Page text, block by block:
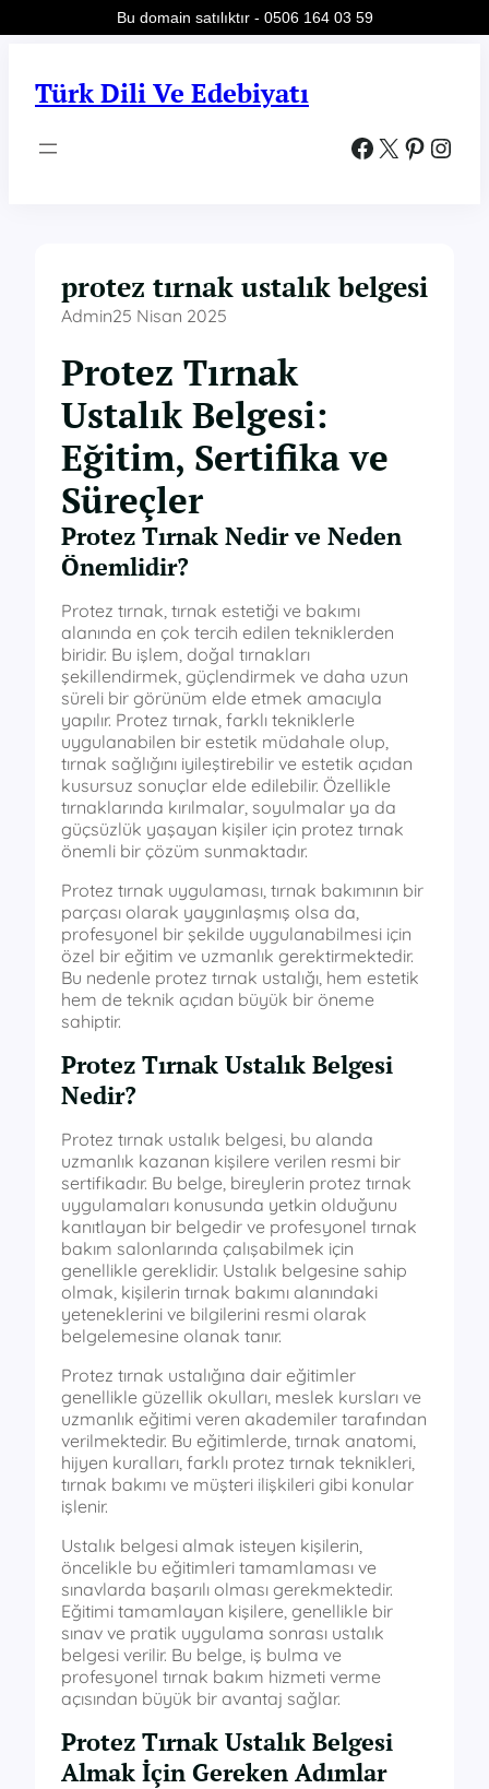
Türk Dili Ve Edebiyatı
Facebook X Pinterest Instagram
protez tırnak ustalık belgesi
Admin25 Nisan 2025
Protez Tırnak
Ustalık Belgesi:
Eğitim, Sertifika ve
Süreçler
Protez Tırnak Nedir ve Neden
Önemlidir?
Protez tırnak, tırnak estetiği ve bakımı
alanında en çok tercih edilen tekniklerden
biridir. Bu işlem, doğal tırnakları
şekillendirmek, güçlendirmek ve daha uzun
süreli bir görünüm elde etmek amacıyla
yapılır. Protez tırnak, farklı tekniklerle
uygulanabilen bir estetik müdahale olup,
tırnak sağlığını iyileştirebilir ve estetik açıdan
kusursuz sonuçlar elde edilebilir. Özellikle
tırnaklarında kırılmalar, soyulmalar ya da
güçsüzlük yaşayan kişiler için protez tırnak
önemli bir çözüm sunmaktadır.
Protez tırnak uygulaması, tırnak bakımının bir
parçası olarak yaygınlaşmış olsa da,
profesyonel bir şekilde uygulanabilmesi için
özel bir eğitim ve uzmanlık gerektirmektedir.
Bu nedenle protez tırnak ustalığı, hem estetik
hem de teknik açıdan büyük bir öneme
sahiptir.
Protez Tırnak Ustalık Belgesi
Nedir?
Protez tırnak ustalık belgesi, bu alanda
uzmanlık kazanan kişilere verilen resmi bir
sertifikadır. Bu belge, bireylerin protez tırnak
uygulamaları konusunda yetkin olduğunu
kanıtlayan bir belgedir ve profesyonel tırnak
bakım salonlarında çalışabilmek için
genellikle gereklidir. Ustalık belgesine sahip
olmak, kişilerin tırnak bakımı alanındaki
yeteneklerini ve bilgilerini resmi olarak
belgelemesine olanak tanır.
Protez tırnak ustalığına dair eğitimler
genellikle güzellik okulları, meslek kursları ve
uzmanlık eğitimi veren akademiler tarafından
verilmektedir. Bu eğitimlerde, tırnak anatomi,
hijyen kuralları, farklı protez tırnak teknikleri,
tırnak bakımı ve müşteri ilişkileri gibi konular
işlenir.
Ustalık belgesi almak isteyen kişilerin,
öncelikle bu eğitimleri tamamlaması ve
sınavlarda başarılı olması gerekmektedir.
Eğitimi tamamlayan kişilere, genellikle bir
sınav ve pratik uygulama sonrası ustalık
belgesi verilir. Bu belge, iş bulma ve
profesyonel tırnak bakım hizmeti verme
açısından büyük bir avantaj sağlar.
Protez Tırnak Ustalık Belgesi
Almak İçin Gereken Adımlar
Bu domain satılıktır - 0506 164 03 59